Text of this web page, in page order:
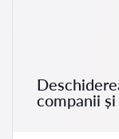
companii